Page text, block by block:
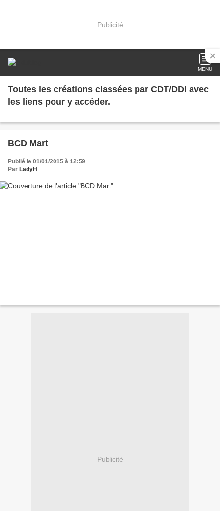
Publicité
MENU
Toutes les créations classées par CDT/DDI avec
les liens pour y accéder.
BCD Mart
Publié le 01/01/2015 à 12:59
Par LadyH
Publicité